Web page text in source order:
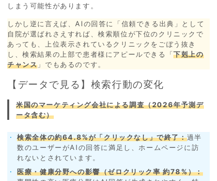
しまう可能性があります。
しかし逆に言えば、AIの回答に「信頼できる出典」として
自院が選ばれさえすれば、検索順位が下位のクリニックで
あっても、上位表示されているクリニックをごぼう抜き
し、検索結果の上部で患者様にアピールできる「下剋上の
チャンス 」でもあるのです。
【データで見る】検索行動の変化
米国のマーケティング会社による調査（2026年予測デ
ータ含む）
検索全体の約64.8%が「クリックなし」で終了：過半
数のユーザーがAIの回答に満足し、ホームページに訪
れないとされています。
医療・健康分野への影響（ゼロクリック率 約78%）：